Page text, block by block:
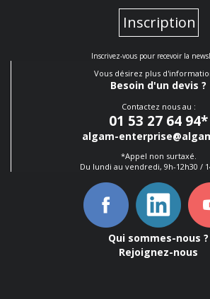
Inscription
Inscrivez-vous pour recevoir la
Vous désirez plus
Besoin d'un devis ?
Contactez nous au :
01 53 27 64 94*
algam-
*Appel non surtaxé.
Du lundi au vendredi, 9h-12h30 /
Qui sommes-nous ?
Rejoignez-nous